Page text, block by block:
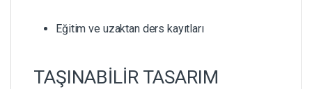
Eğitim ve uzaktan ders kayıtları
TAŞINABİLİR TASARIM